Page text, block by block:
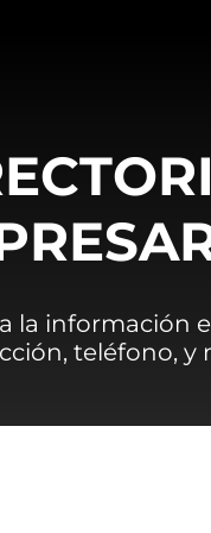
la información
teléfono,